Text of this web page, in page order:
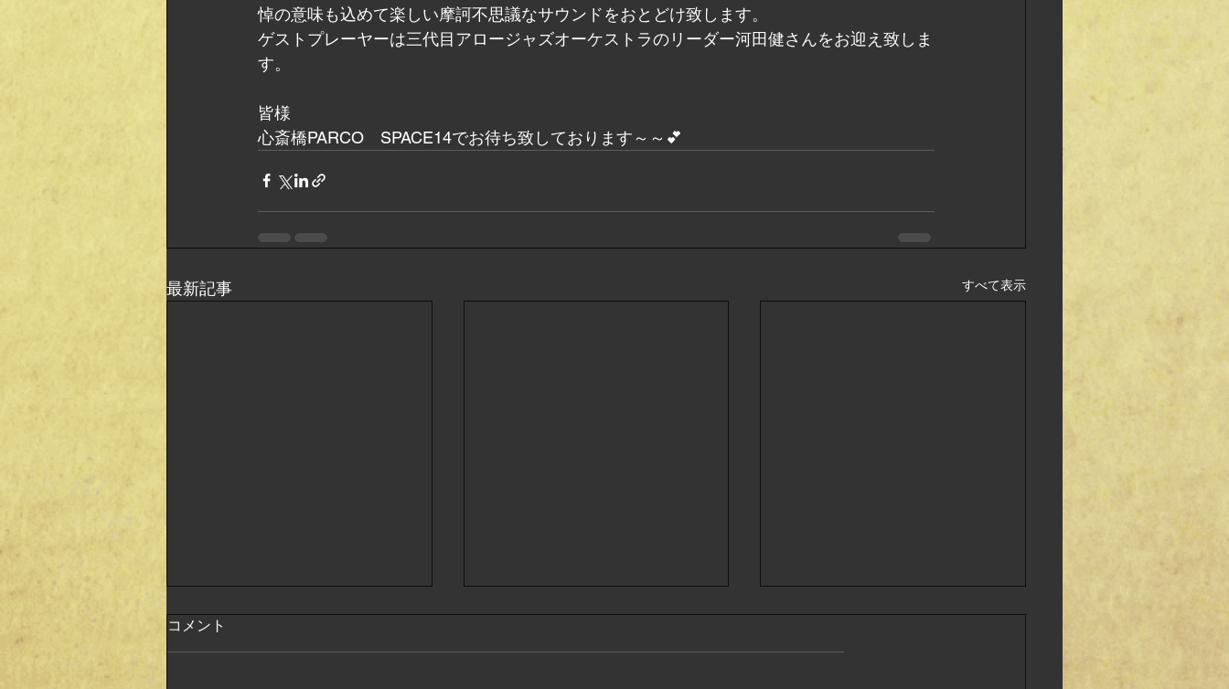
悼の意味も込めて楽しい摩訶不思議なサウンドをおとどけ致します。
ゲストプレーヤーは三代目アロージャズオーケストラのリーダー河田健さんをお迎え致しま
す。
皆様
心斎橋PARCO　SPACE14でお待ち致しております～～💕
最新記事 すべて表示
コメント